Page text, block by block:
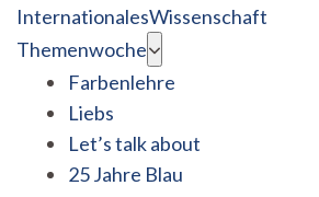
InternationalesWissenschaft
Themenwoche
Farbenlehre
Liebs
Let’s talk about
25 Jahre Blau